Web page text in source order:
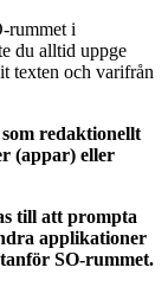
rummet i
du alltid uppge
texten och varifrån
redaktionellt
(appar) eller
till att prompta
applikationer
SO-rummet.